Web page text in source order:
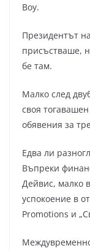
Boy.
Президентът
присъстваше,
бе там.
Малко след
своя
обявения за
Едва ли
Въпреки
Дейвис, малко
успокоение в
Promotions и